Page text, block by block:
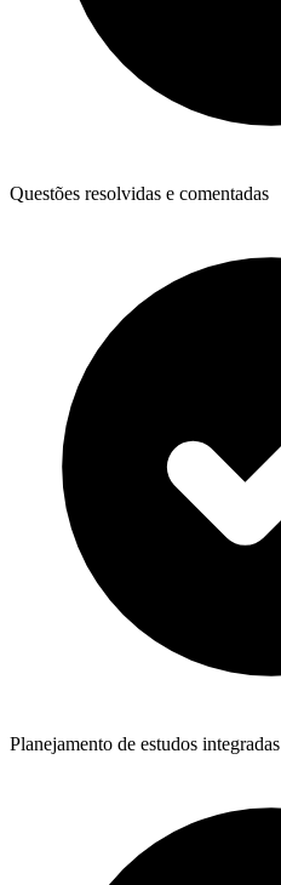
Questões resolvidas e comentadas
Planejamento de estudos integradas